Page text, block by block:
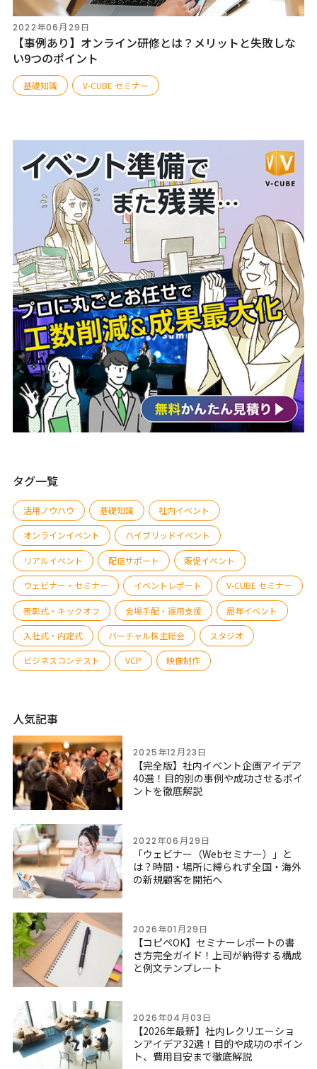
2022年06月29日
【事例あり】オンライン研修とは？メリットと失敗しな
い9つのポイント
基礎知識 V-CUBE セミナー
タグ一覧
活用ノウハウ 基礎知識 社内イベント
オンラインイベント ハイブリッドイベント
リアルイベント 配信サポート 販促イベント
ウェビナー・セミナー イベントレポート V-CUBE セミナー
表彰式・キックオフ 会場手配・運用支援 周年イベント
入社式・内定式 バーチャル株主総会 スタジオ
ビジネスコンテスト VCP 映像制作
人気記事
2025年12月23日
【完全版】社内イベント企画アイデア
40選！目的別の事例や成功させるポイ
ントを徹底解説
2022年06月29日
「ウェビナー（Webセミナー）」と
は？時間・場所に縛られず全国・海外
の新規顧客を開拓へ
2026年01月29日
【コピペOK】セミナーレポートの書
き方完全ガイド！上司が納得する構成
と例文テンプレート
2026年04月03日
【2026年最新】社内レクリエーショ
ンアイデア32選！目的や成功のポイン
ト、費用目安まで徹底解説